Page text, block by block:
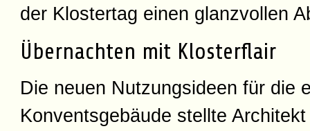
der Klostertag einen glanzvollen
Übernachten mit Klosterflair
Die neuen Nutzungsideen für die
Konventsgebäude stellte